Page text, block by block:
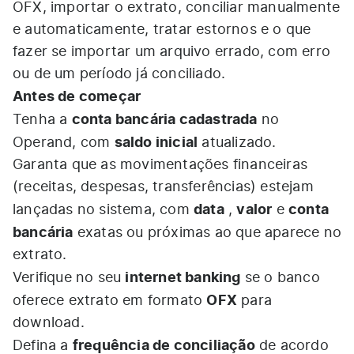
OFX, importar o extrato, conciliar manualmente
e automaticamente, tratar estornos e o que
fazer se importar um arquivo errado, com erro
ou de um período já conciliado.
Antes de começar
Tenha a conta bancária cadastrada no
Operand, com saldo inicial atualizado.
Garanta que as movimentações financeiras
(receitas, despesas, transferências) estejam
lançadas no sistema, com data,valor econta
bancária exatas ou próximas ao que aparece no
extrato.
Verifique no seu internet banking se o banco
oferece extrato em formato OFX para
download.
Defina a frequência de conciliaçãode acordo